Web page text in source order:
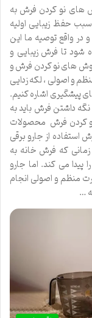
های نو کردن فرش به
حفظ زیبایی اولیه
واقع توصیه ما این
تا فرش زیبایی و
روش های نو کردن فرش و
و اصولی ، لکه زدایی
اشاره کنیم.
داشتن فرش باید به
کردن فرش محصولات
استفاده از جارو برقی
که فرش خانه به
می کند. اما جارو
منظم و اصولی انجام
…